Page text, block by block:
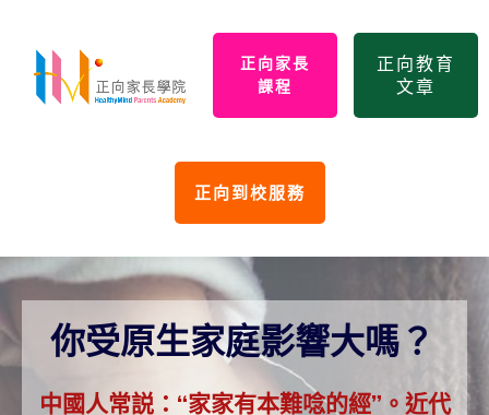
正向家長
課程
正向教育
文章
正向到校服務
你受原生家庭影響大嗎？
中國人常説：“家家有本難唸的經”。近代